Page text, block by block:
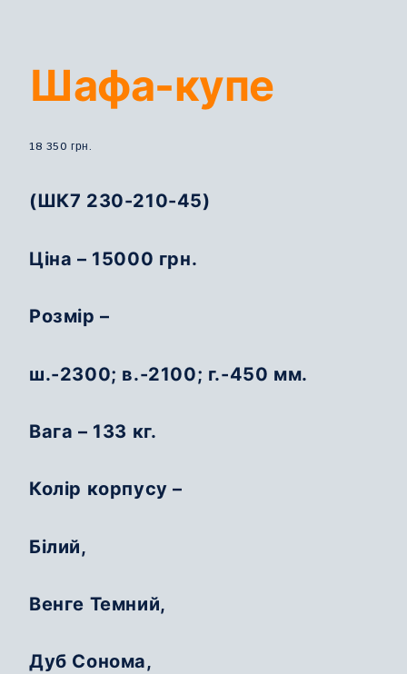
Шафа-купе
18 350 грн.
(ШК7 230-210-45)
Ціна – 15000 грн.
Розмір –
ш.-2300; в.-2100; г.-450 мм.
Вага – 133 кг.
Колір корпусу –
Білий,
Венге Темний,
Дуб Сонома,